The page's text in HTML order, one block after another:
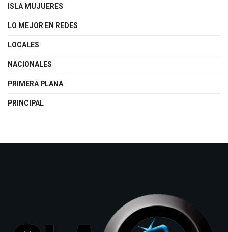
ISLA MUJUERES
LO MEJOR EN REDES
LOCALES
NACIONALES
PRIMERA PLANA
PRINCIPAL